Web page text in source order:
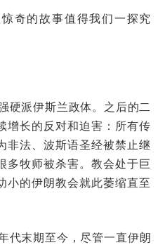
奇的故事值得我们一探究
硬派伊斯兰政体。之后的二
增长的反对和迫害：所有传
非法、波斯语圣经被禁止继
多牧师被杀害。教会处于巨
小的伊朗教会就此萎缩直至
代末期至今，尽管一直伊朗